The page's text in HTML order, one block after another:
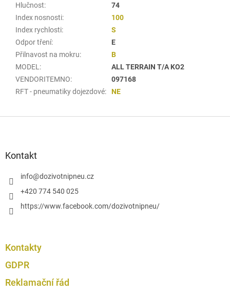
Hlučnost:
74
Index nosnosti:
100
Index rychlosti:
S
Odpor tření:
E
Přilnavost na mokru:
B
MODEL :
ALL TERRAIN T/A KO2
VENDORITEMNO:
097168
RFT - pneumatiky dojezdové: NE
Kontakt
info@dozivotnipneu.cz
+420 774 540 025
https://www.facebook.com/dozivotnipneu/
Kontakty
GDPR
Reklamační řád